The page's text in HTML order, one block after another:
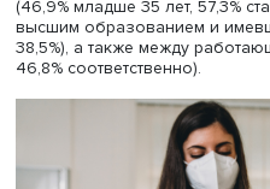
Не только
Старший научный
представила доклад
перед лицом
Татьяной Малевой и
Коржук.